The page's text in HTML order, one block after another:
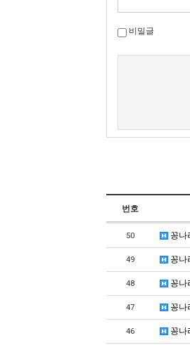
비밀글
번호
50 꽁나
49 꽁나
48 꽁나
47 꽁나
46 꽁나